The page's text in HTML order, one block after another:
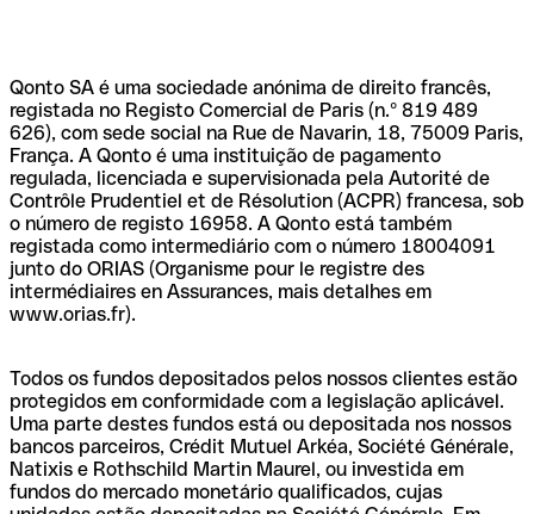
Qonto SA é uma sociedade anónima de direito francês,
registada no Registo Comercial de Paris (n.º 819 489
626), com sede social na Rue de Navarin, 18, 75009 Paris,
França. A Qonto é uma instituição de pagamento
regulada, licenciada e supervisionada pela Autorité de
Contrôle Prudentiel et de Résolution (ACPR) francesa, sob
o número de registo 16958. A Qonto está também
registada como intermediário com o número 18004091
junto do ORIAS (Organisme pour le registre des
intermédiaires en Assurances, mais detalhes em
www.orias.fr).
Todos os fundos depositados pelos nossos clientes estão
protegidos em conformidade com a legislação aplicável.
Uma parte destes fundos está ou depositada nos nossos
bancos parceiros, Crédit Mutuel Arkéa, Société Générale,
Natixis e Rothschild Martin Maurel, ou investida em
fundos do mercado monetário qualificados, cujas